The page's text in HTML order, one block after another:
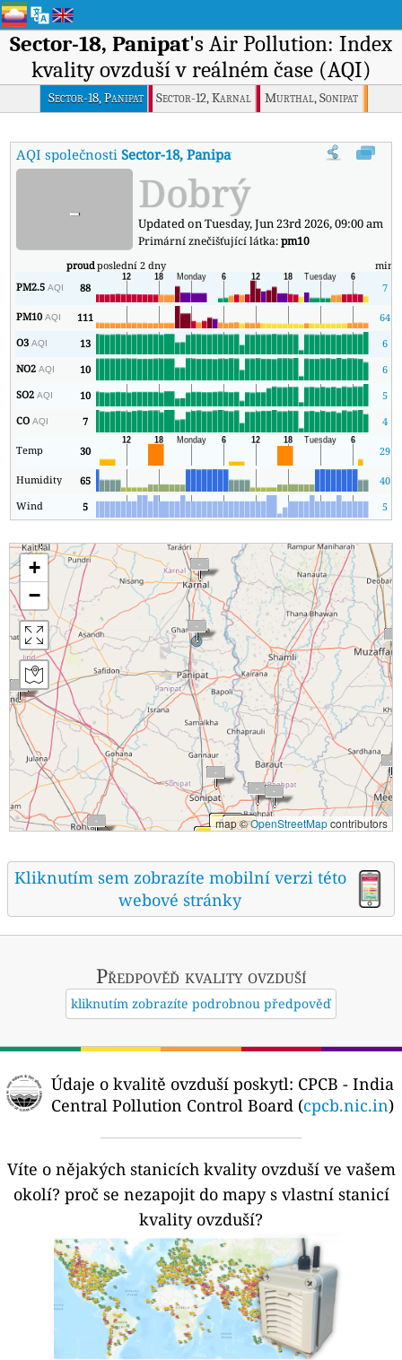
Sector-18, Panipat's Air Pollution: Index
kvality ovzduší v reálném čase (AQI)
Sector-18, Panipat Sector-12, Karnal Murthal, Sonipat
AQI společnostiSector-18, Panipat Index kvality vzduchu v
- Dobrý
Updated on Tuesday, Jun 23rd 2026, 09:00 am
Primární znečišťující látka:pm10
proudposlední 2 dny min
PM2.5AQI 88 7
PM10AQI 111 64
O3AQI 13 6
NO2AQI 10 6
SO2AQI 10 5
COAQI 7 4
Temp 30 29
Humidity 65 40
Wind
5 5
+
−
map ©OpenStreetMapcontributors
Kliknutím sem zobrazíte mobilní verzi této
webové stránky
Předpověď kvality ovzduší
kliknutím zobrazíte podrobnou předpověď
Údaje o kvalitě ovzduší poskytl: CPCB - India
Central Pollution Control Board (cpcb.nic.in)
Víte o nějakých stanicích kvality ovzduší ve vašem
okolí? proč se nezapojit do mapy s vlastní stanicí
kvality ovzduší?